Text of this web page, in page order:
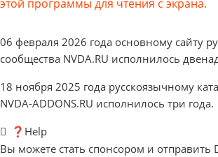
этой программы для чтения с экрана.
06 февраля 2026 года основному сайту
сообщества NVDA.RU исполнилось
18 ноября 2025 года русскоязычному
NVDA-ADDONS.RU исполнилось три года.
❓Help
Вы можете стать спонсором и отправить